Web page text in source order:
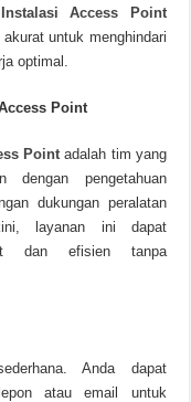
Access Point
untuk menghindari
optimal.
Point
Pointadalah tim yang
dengan pengetahuan
dukungan peralatan
layanan ini dapat
dan efisien tanpa
Anda dapat
atau email untuk